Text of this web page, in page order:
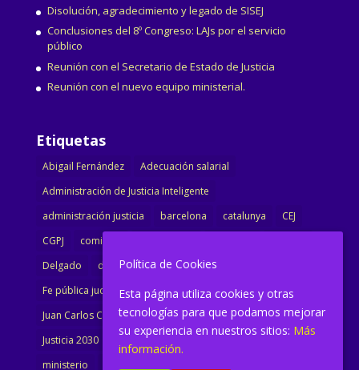
Disolución, agradecimiento y legado de SISEJ
Conclusiones del 8º Congreso: LAJs por el servicio
público
Reunión con el Secretario de Estado de Justicia
Reunión con el nuevo equipo ministerial.
Etiquetas
Abigail Fernández
Adecuación salarial
Administración de Justicia Inteligente
administración justicia
barcelona catalunya
CEJ
CGPJ
comisión
Delgado
dimisión Directora
ejecutiva
Fe pública judicial
Formación
gobierno
Juan Carlos Campo
Jurisprudencia
justicia
Justicia 2030
letrados
ministerio
Política de Cookies
Esta página utiliza cookies y otras
tecnologías para que podamos mejorar
su experiencia en nuestros sitios: Más
información.